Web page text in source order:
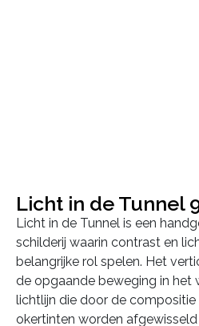
Licht in de Tunnel
Licht in de Tunnel is een
schilderij waarin contrast en
belangrijke rol spelen. Het
de opgaande beweging in het
lichtlijn die door de
okertinten worden